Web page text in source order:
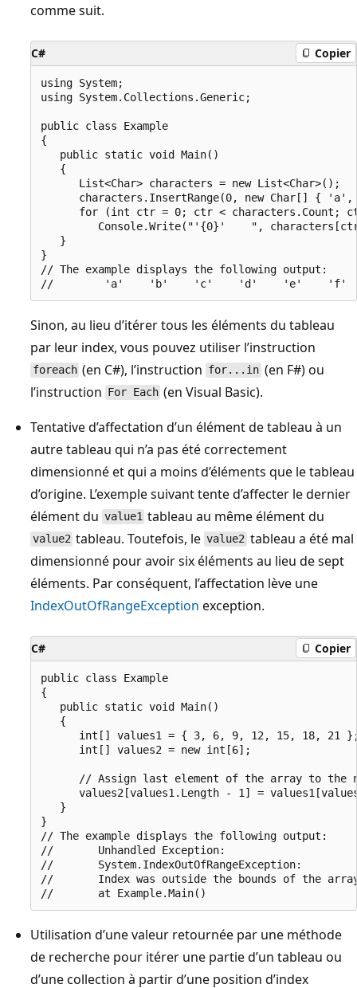
comme suit.
C# Copier
using System;
using System.Collections.Generic;
public class Example
{
   public static void Main()
   {
      List<Char> characters = new List<Char>();
characters.InsertRange(0, new Char[] {
for (int ctr = 0; ctr < characters.Count;
Console.Write("'{0}'    ",
   }
}
// The example displays the following output:
Sinon, au lieu d’itérer tous les éléments du tableau
par leur index, vous pouvez utiliser l’instruction
foreach (en C#), l’instruction for...in (en F#) ou
l’instruction For Each (en Visual Basic).
Tentative d’affectation d’un élément de tableau à un
autre tableau qui n’a pas été correctement
dimensionné et qui a moins d’éléments que le tableau
d’origine. L’exemple suivant tente d’affecter le dernier
élément du value1 tableau au même élément du
value2 tableau. Toutefois, le value2 tableau a été mal
dimensionné pour avoir six éléments au lieu de sept
éléments. Par conséquent, l’affectation lève une
IndexOutOfRangeException exception.
C# Copier
public class Example
{
   public static void Main()
   {
int[] values1 = { 3, 6, 9, 12, 15, 18, 21
      int[] values2 = new int[6];
// Assign last element of the array to the
values2[values1.Length - 1] =
   }
}
// The example displays the following output:
//       Unhandled Exception:
//       System.IndexOutOfRangeException:
//       Index was outside the bounds of the
Utilisation d’une valeur retournée par une méthode
de recherche pour itérer une partie d’un tableau ou
d’une collection à partir d’une position d’index